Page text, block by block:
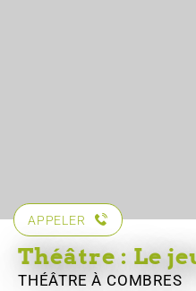
APPELER
Théâtre : Le
THÉÂTREÀ COMBRES